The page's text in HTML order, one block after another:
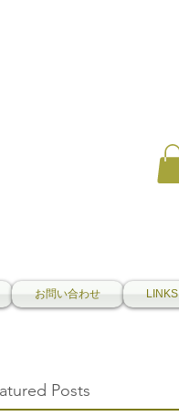
お問い合わせ LINKS
Posts